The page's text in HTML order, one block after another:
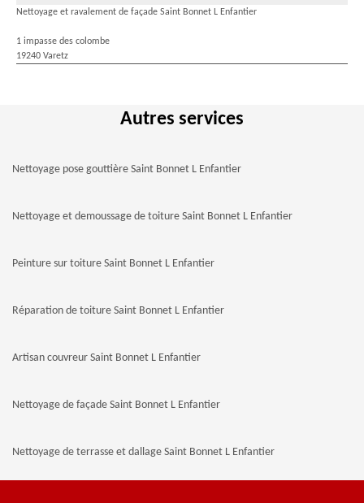
Nettoyage et ravalement de façade Saint Bonnet L Enfantier
1 impasse des colombe
19240 Varetz
Autres services
Nettoyage pose gouttière Saint Bonnet L Enfantier
Nettoyage et demoussage de toiture Saint Bonnet L Enfantier
Peinture sur toiture Saint Bonnet L Enfantier
Réparation de toiture Saint Bonnet L Enfantier
Artisan couvreur Saint Bonnet L Enfantier
Nettoyage de façade Saint Bonnet L Enfantier
Nettoyage de terrasse et dallage Saint Bonnet L Enfantier